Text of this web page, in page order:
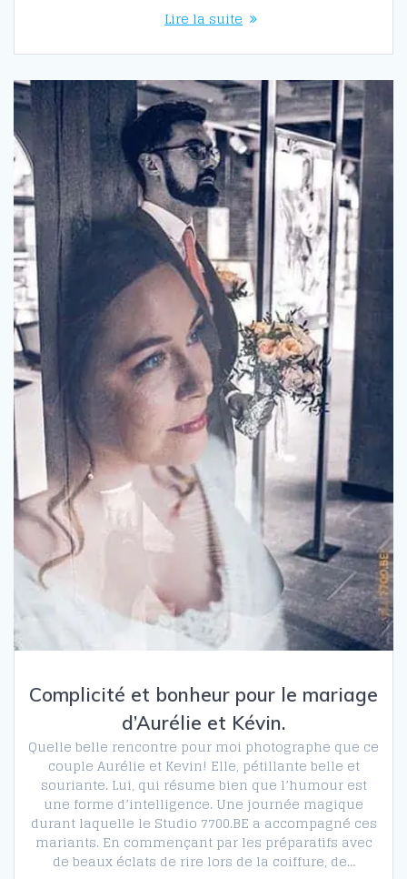
Lire la suite
Complicité et bonheur pour le mariage
d’Aurélie et Kévin.
Quelle belle rencontre pour moi photographe que ce
couple Aurélie et Kevin! Elle, pétillante belle et
souriante. Lui, qui résume bien que l’humour est
une forme d’intelligence. Une journée magique
durant laquelle le Studio 7700.BE a accompagné ces
mariants. En commençant par les préparatifs avec
de beaux éclats de rire lors de la coiffure, de…